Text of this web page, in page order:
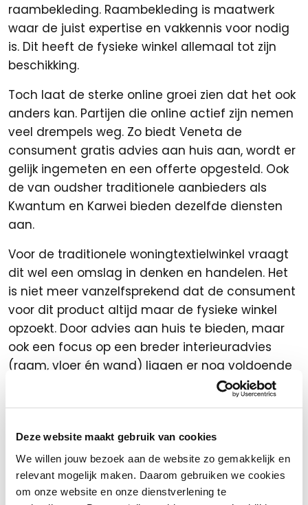
Deze website maakt gebruik van cookies
We willen jouw bezoek aan de website zo gemakkelijk en
relevant mogelijk maken. Daarom gebruiken we cookies
om onze website en onze dienstverlening te
raambekleding. Raambekleding is maatwerk
waar de juist expertise en vakkennis voor nodig
is. Dit heeft de fysieke winkel allemaal tot zijn
beschikking.
Toch laat de sterke online groei zien dat het ook
anders kan. Partijen die online actief zijn nemen
veel drempels weg. Zo biedt Veneta de
consument gratis advies aan huis aan, wordt er
gelijk ingemeten en een offerte opgesteld. Ook
de van oudsher traditionele aanbieders als
Kwantum en Karwei bieden dezelfde diensten
aan.
Voor de traditionele woningtextielwinkel vraagt
dit wel een omslag in denken en handelen. Het
is niet meer vanzelfsprekend dat de consument
voor dit product altijd maar de fysieke winkel
opzoekt. Door advies aan huis te bieden, maar
ook een focus op een breder interieuradvies
(raam, vloer én wand) liggen er nog voldoende
kansen voor de fysieke retailer. Maar dan
Meer informatie?
Detailinformatie is alleen inzichtelijk voor de
afnemers van de Woonmonitor. Wil je daar
meer over weten? Kijk dan naar hetINretail